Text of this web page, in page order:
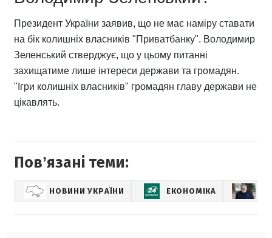
Президент України заявив, що не має наміру ставати
на бік колишніх власників "Приватбанку". Володимир
Зеленський стверджує, що у цьому питанні
захищатиме лише інтереси держави та громадян.
"Ігри колишніх власників" громадян главу держави не
цікавлять.
Повʼязані теми:
НОВИНИ УКРАЇНИ ЕКОНОМІКА